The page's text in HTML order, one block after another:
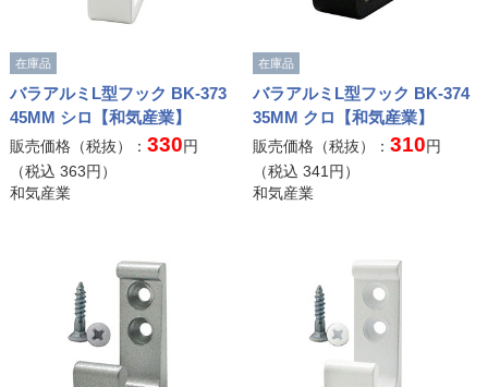
在庫品
バラアルミL型フック BK-373
45MM シロ【和気産業】
販売価格（税抜）： 330円
（税込 363円）
和気産業
在庫品
バラアルミL型フック BK-374
35MM クロ【和気産業】
販売価格（税抜）：310円
（税込341円）
和気産業